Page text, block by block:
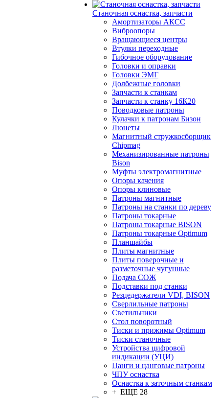
Станочная оснастка, запчасти
Амортизаторы АКСС
Виброопоры
Вращающиеся центры
Втулки переходные
Гибочное оборудование
Головки и оправки
Головки ЭМГ
Долбежные головки
Запчасти к станкам
Запчасти к станку 16К20
Поводковые патроны
Кулачки к патронам Бизон
Люнеты
Магнитный стружкосборщик
Chipmag
Механизированные патроны
Bison
Муфты электромагнитные
Опоры качения
Опоры клиновые
Патроны магнитные
Патроны на станки по дереву
Патроны токарные
Патроны токарные BISON
Патроны токарные Optimum
Планшайбы
Плиты магнитные
Плиты поверочные и
разметочные чугунные
Подача СОЖ
Подставки под станки
Резцедержатели VDI, BISON
Сверлильные патроны
Светильники
Стол поворотный
Тиски и прижимы Optimum
Тиски станочные
Устройства цифровой
индикации (УЦИ)
Цанги и цанговые патроны
ЧПУ оснастка
Оснастка к заточным станкам
+ ЕЩЕ 28